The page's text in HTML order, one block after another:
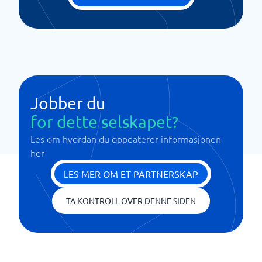
Jobber du
for dette selskapet?
Les om hvordan du oppdaterer informasjonen
her
LES MER OM ET PARTNERSKAP
TA KONTROLL OVER DENNE SIDEN